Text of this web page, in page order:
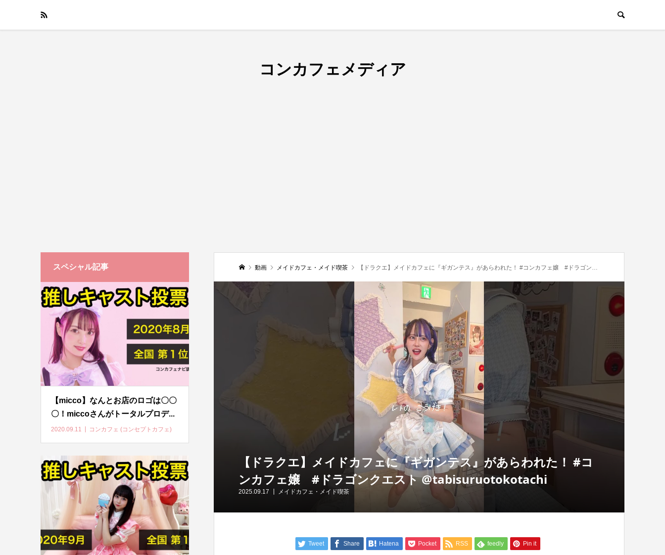
コンカフェメディア
動画 メイドカフェ・メイド喫茶 【ドラクエ】メイドカフェに『ギガンテス』があらわれた！ #コンカフェ嬢 #ドラゴンクエスト @tabisuruotokotachi
【ドラクエ】メイドカフェに『ギガンテス』があらわれた！ #コ
ンカフェ嬢 #ドラゴンクエスト @tabisuruotokotachi
2025.09.17 メイドカフェ・メイド喫茶
Tweet Share Hatena Pocket RSS feedly Pin it
スペシャル記事
【micco】なんとお店のロゴは〇〇
〇！miccoさんがトータルプロデ...
2020.09.11 コンカフェ (コンセプトカフェ)